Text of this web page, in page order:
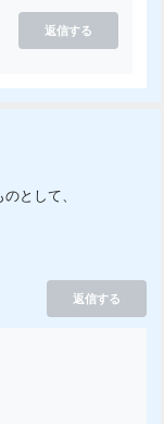
返信する
として、
返信する